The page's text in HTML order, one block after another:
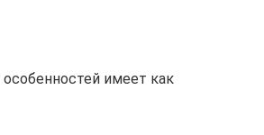
имеет как